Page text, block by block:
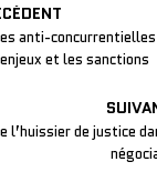
anti-
et les sanctions
l’huissier de justice